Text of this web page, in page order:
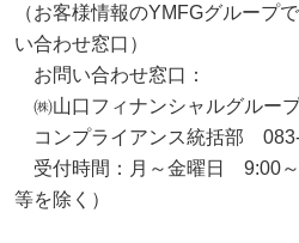
（お客様情報のYMFGグループ
い合わせ窓口）
お問い合わせ窓口：
㈱山口フィナンシャルグルー
コンプライアンス統括部 083-
受付時間：月～金曜日 9:00～
等を除く）